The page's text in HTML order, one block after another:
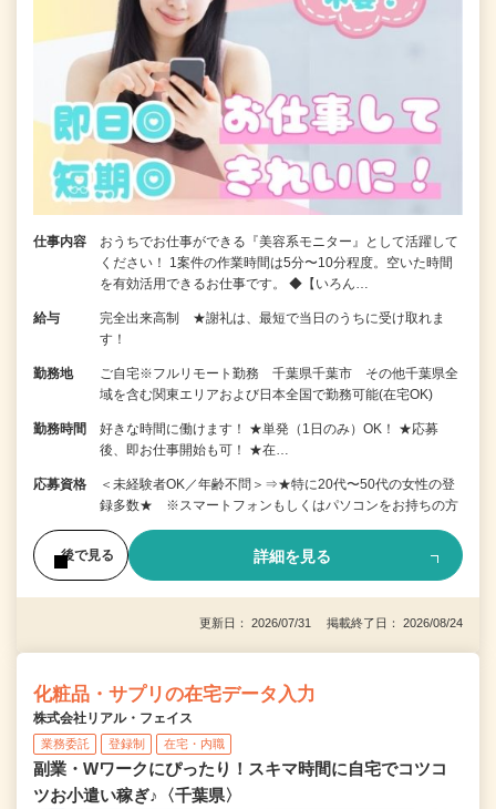
仕事内容
おうちでお仕事ができる『美容系モニター』として活躍して
ください！ 1案件の作業時間は5分〜10分程度。空いた時間
を有効活用できるお仕事です。 ◆【いろん…
給与
完全出来高制 ★謝礼は、最短で当日のうちに受け取れま
す！
勤務地
ご自宅※フルリモート勤務 千葉県千葉市 その他千葉県全
域を含む関東エリアおよび日本全国で勤務可能(在宅OK)
勤務時間
好きな時間に働けます！ ★単発（1日のみ）OK！ ★応募
後、即お仕事開始も可！ ★在…
応募資格
＜未経験者OK／年齢不問＞⇒★特に20代〜50代の女性の登
録多数★ ※スマートフォンもしくはパソコンをお持ちの方
後で見る 詳細を見る
更新日： 2026/07/31 掲載終了日： 2026/08/24
化粧品・サプリの在宅データ入力
株式会社リアル・フェイス
業務委託 登録制 在宅・内職
副業・Wワークにぴったり！スキマ時間に自宅でコツコ
ツお小遣い稼ぎ♪〈千葉県〉